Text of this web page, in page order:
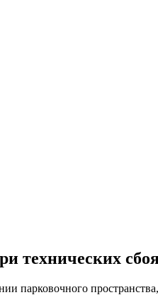
технических
парковочного